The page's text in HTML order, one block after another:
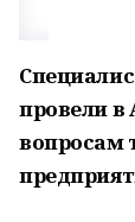
провели в
вопросам